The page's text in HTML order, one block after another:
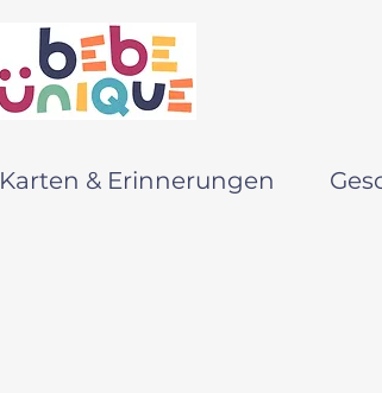
Karten & Erinnerungen